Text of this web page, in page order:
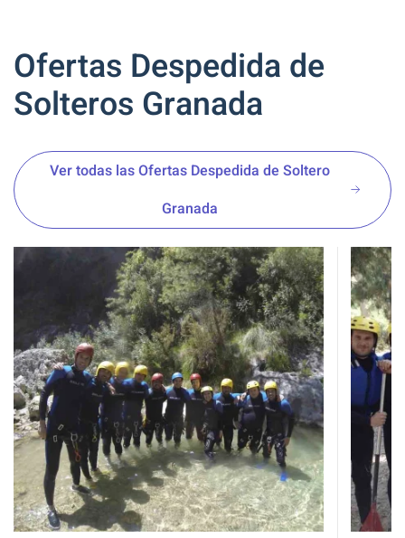
Ofertas Despedida de
Solteros Granada
Ver todas las Ofertas Despedida de Soltero
Granada